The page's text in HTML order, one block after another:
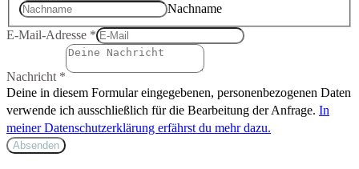
Nachname
E-Mail-Adresse *
Nachricht *
Deine in diesem Formular eingegebenen, personenbezogenen Daten
verwende ich ausschließlich für die Bearbeitung der Anfrage. In
meiner Datenschutzerklärung erfährst du mehr dazu.
Absenden